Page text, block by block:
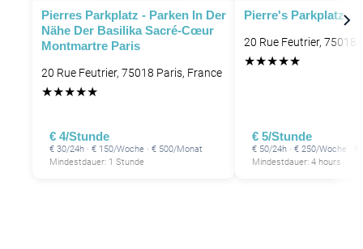
Pierres Parkplatz - Parken In Der
Nähe Der Basilika Sacré-Cœur
Montmartre Paris
20 Rue Feutrier, 75018 Paris, France
★★★★★
€ 4/Stunde
€ 30/24h · € 150/Woche · € 500/Monat
Mindestdauer: 1 Stunde
Pierre's Parkplatz
20 Rue Feutrier, 75018
★★★★★
€ 5/Stunde
€ 50/24h · € 250/Woche ·
Mindestdauer: 4 hours